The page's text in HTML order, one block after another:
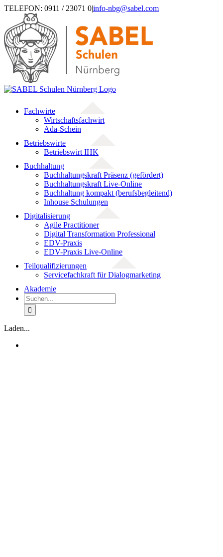
Zum
springen
TELEFON: 0911 / 23071 0|info-nbg@sabel.com
Fachwirte
Wirtschaftsfachwirt
Ada-Schein
Betriebswirte
Betriebswirt IHK
Buchhaltung
Buchhaltungskraft Präsenz (gefördert)
Buchhaltungskraft Live-Online
Buchhaltung kompakt (berufsbegleitend)
Inhouse Schulungen
Digitalisierung
Agile Practitioner
Digital Transformation Professional
EDV-Praxis
EDV-Praxis Live-Online
Teilqualifizierungen
Servicefachkraft für Dialogmarketing
Akademie
Suche
nach:
Laden...